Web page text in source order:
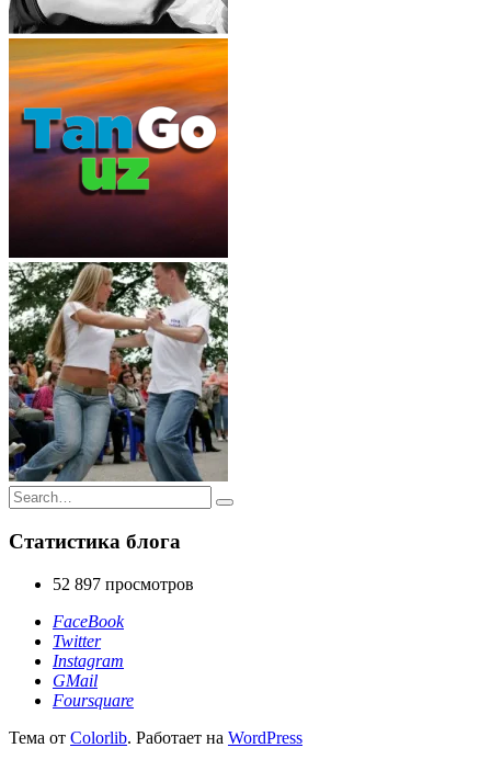
Search
for:
Статистика блога
52 897 просмотров
FaceBook
Twitter
Instagram
GMail
Foursquare
Тема от Colorlib. Работает на WordPress